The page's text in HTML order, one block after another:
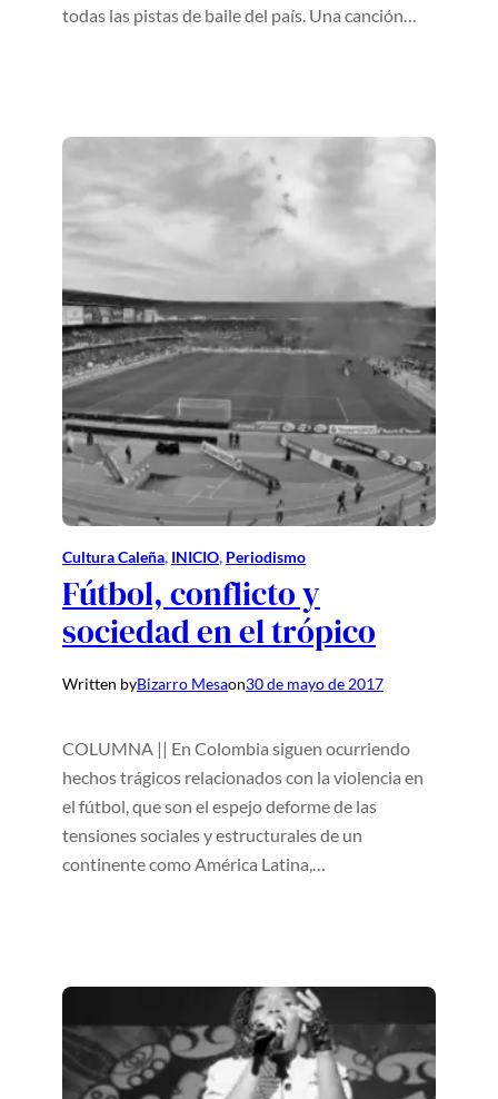
todas las pistas de baile del país. Una canción…
Cultura Caleña, INICIO, Periodismo
Fútbol, conflicto y
sociedad en el trópico
Written byBizarro Mesaon30 de mayo de 2017
COLUMNA || En Colombia siguen ocurriendo
hechos trágicos relacionados con la violencia en
el fútbol, que son el espejo deforme de las
tensiones sociales y estructurales de un
continente como América Latina,…